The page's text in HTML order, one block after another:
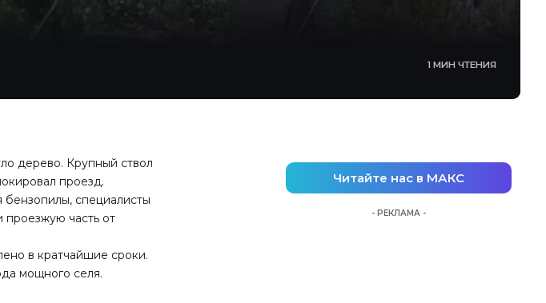
1 МИН ЧТЕНИЯ
дерево. Крупный ствол
проезд.
бензопилы, специалисты
проезжую часть от
в кратчайшие сроки.
мощного селя.
Читайте нас в МАКС
- РЕКЛАМА -